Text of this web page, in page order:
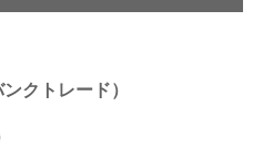
クトレード）